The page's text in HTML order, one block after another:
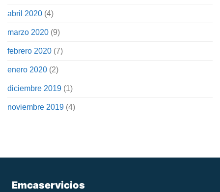
abril 2020 (4)
marzo 2020 (9)
febrero 2020 (7)
enero 2020 (2)
diciembre 2019 (1)
noviembre 2019 (4)
Emcaservicios